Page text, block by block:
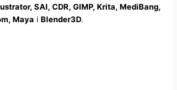
SAI, CDR, GIMP, Krita, MediBang,
Maya iBlender3D.